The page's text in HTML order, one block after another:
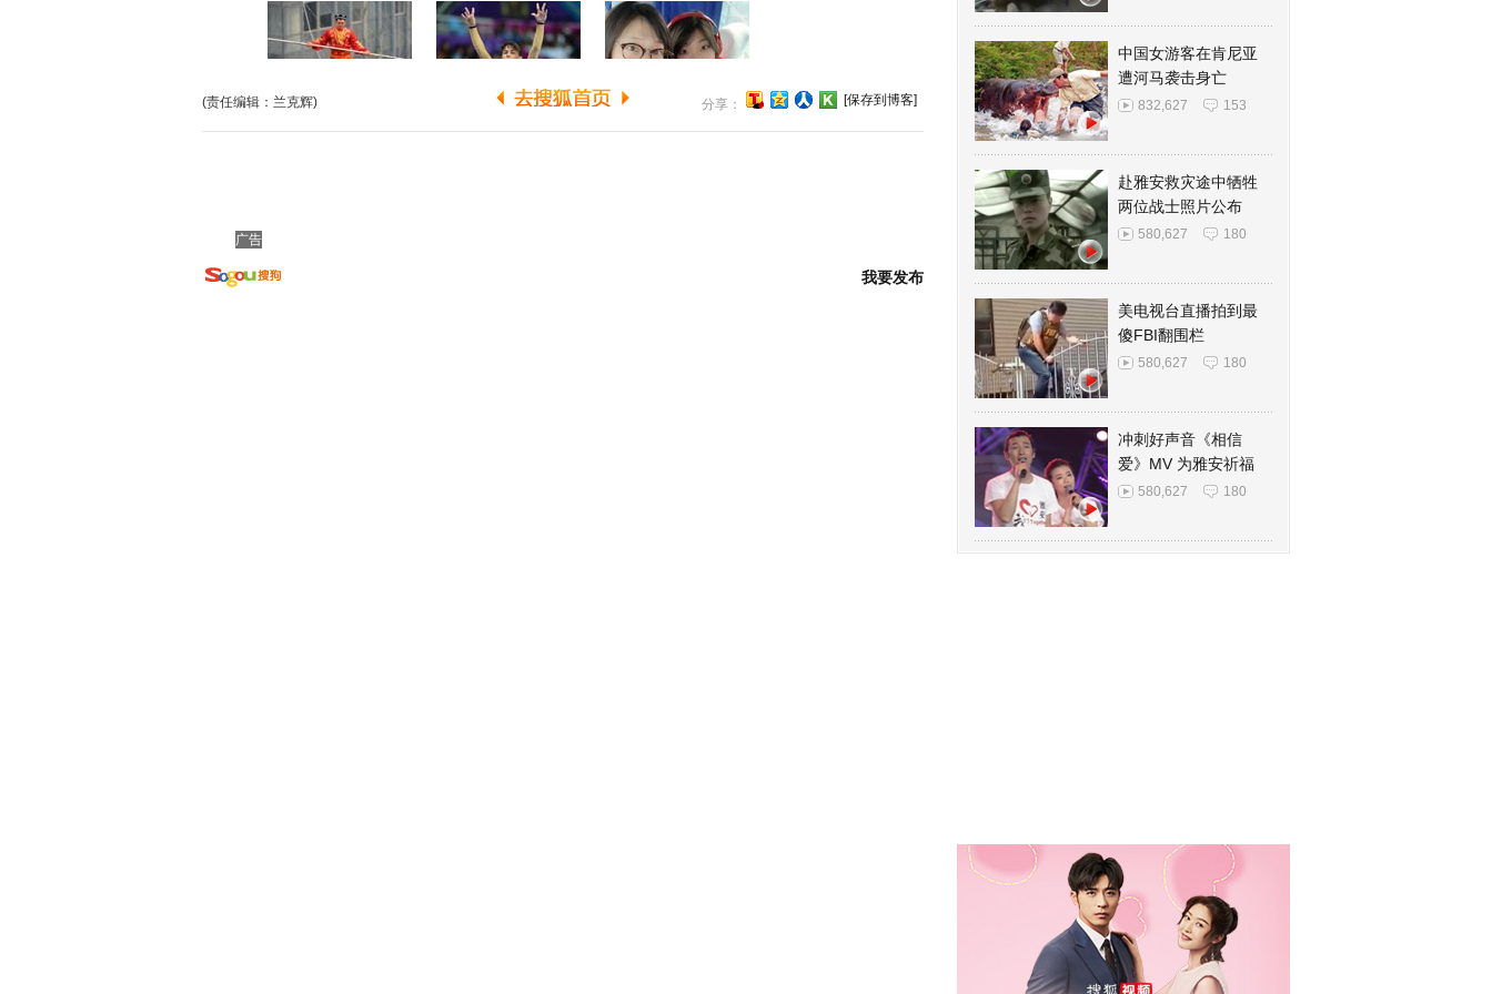
(责任编辑：兰克辉) 分享： [保存到博客]
广告
我要发布
中国女游客在肯尼亚
遭河马袭击身亡
832,627 153
赴雅安救灾途中牺牲
两位战士照片公布
580,627 180
美电视台直播拍到最
傻FBI翻围栏
580,627 180
冲刺好声音《相信
爱》MV 为雅安祈福
580,627 180